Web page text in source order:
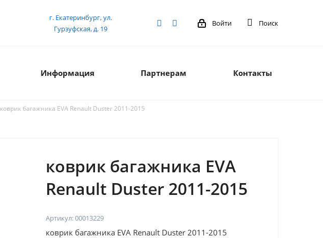
г. Екатеринбург, ул.
Гурзуфская, д. 19
Войти Поиск
Информация Партнерам Контакты
коврик багажника EVA Renault Duster 2011-2015
коврик багажника EVA
Renault Duster 2011-2015
Артикул:00013229
коврик багажника EVA Renault Duster 2011-2015